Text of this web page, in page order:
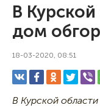
В
дом
18-03-2020, 08:51
В Курской